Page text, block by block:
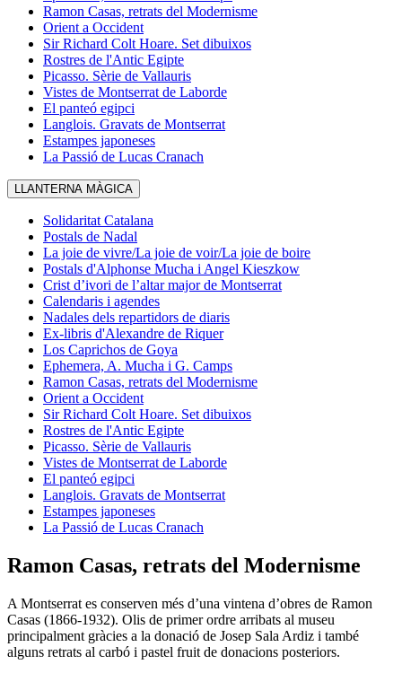
Ramon Casas, retrats del Modernisme
Orient a Occident
Sir Richard Colt Hoare. Set dibuixos
Rostres de l'Antic Egipte
Picasso. Sèrie de Vallauris
Vistes de Montserrat de Laborde
El panteó egipci
Langlois. Gravats de Montserrat
Estampes japoneses
La Passió de Lucas Cranach
LLANTERNA MÀGICA
Solidaritat Catalana
Postals de Nadal
La joie de vivre/La joie de voir/La joie de boire
Postals d'Alphonse Mucha i Angel Kieszkow
Crist d’ivori de l’altar major de Montserrat
Calendaris i agendes
Nadales dels repartidors de diaris
Ex-libris d'Alexandre de Riquer
Los Caprichos de Goya
Ephemera, A. Mucha i G. Camps
Ramon Casas, retrats del Modernisme
Orient a Occident
Sir Richard Colt Hoare. Set dibuixos
Rostres de l'Antic Egipte
Picasso. Sèrie de Vallauris
Vistes de Montserrat de Laborde
El panteó egipci
Langlois. Gravats de Montserrat
Estampes japoneses
La Passió de Lucas Cranach
Ramon Casas, retrats del Modernisme
A Montserrat es conserven més d’una vintena d’obres de Ramon
Casas (1866-1932). Olis de primer ordre arribats al museu
principalment gràcies a la donació de Josep Sala Ardiz i també
alguns retrats al carbó i pastel fruit de donacions posteriors.